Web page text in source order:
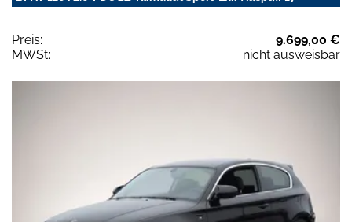
Preis:
9.699,00 €
MWSt:
nicht ausweisbar